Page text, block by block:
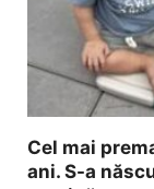
Cel mai
ani. S-a